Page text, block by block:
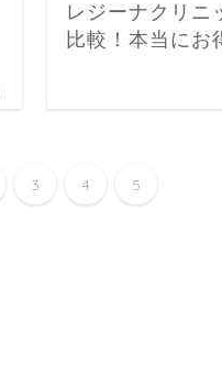
レジーナクリニ
比較！本当にお
3 4 5